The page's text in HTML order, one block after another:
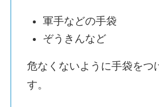
軍手などの手袋
ぞうきんなど
危なくないように手袋をつ
す。